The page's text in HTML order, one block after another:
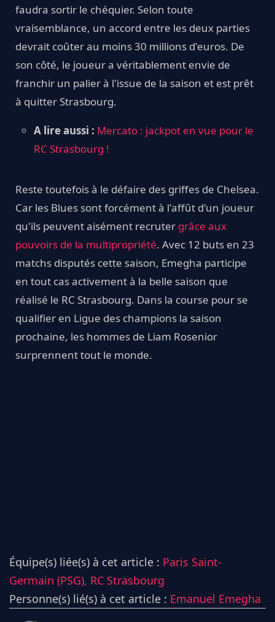
faudra sortir le chéquier. Selon toute
vraisemblance, un accord entre les deux parties
devrait coûter au moins 30 millions d'euros. De
son côté, le joueur a véritablement envie de
franchir un palier à l'issue de la saison et est prêt
à quitter Strasbourg.
A lire aussi : Mercato : jackpot en vue pour le
RC Strasbourg !
Reste toutefois à le défaire des griffes de Chelsea.
Car les Blues sont forcément à l'affût d'un joueur
qu'ils peuvent aisément recruter grâce aux
pouvoirs de la multipropriété. Avec 12 buts en 23
matchs disputés cette saison, Emegha participe
en tout cas activement à la belle saison que
réalisé le RC Strasbourg. Dans la course pour se
qualifier en Ligue des champions la saison
prochaine, les hommes de Liam Rosenior
surprennent tout le monde.
Équipe(s) liée(s) à cet article : Paris Saint-
Germain (PSG), RC Strasbourg
Personne(s) lié(s) à cet article : Emanuel Emegha